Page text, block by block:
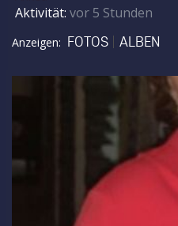
Aktivität: vor 5 Stunden
Anzeigen: FOTOS ALBEN